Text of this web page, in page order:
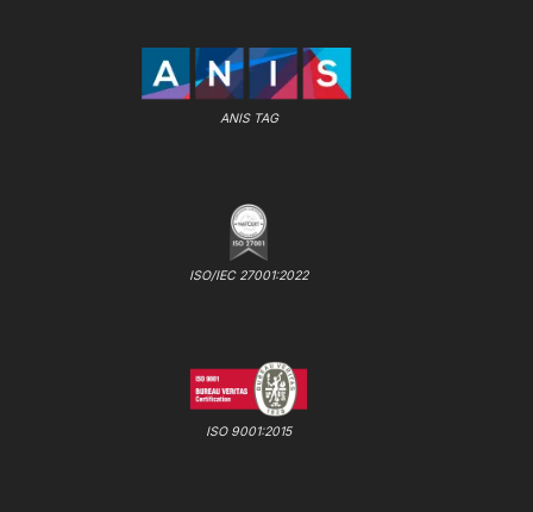
ANIS TAG
ISO/IEC 27001:2022
ISO 9001:2015